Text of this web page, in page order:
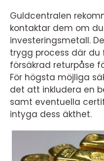
Guldcentralen
kontaktar dem om
investeringsmetall.
trygg process där
försäkrad returpåse
För högsta möjliga
det att inkludera en
samt eventuella
intyga dess äkthet.